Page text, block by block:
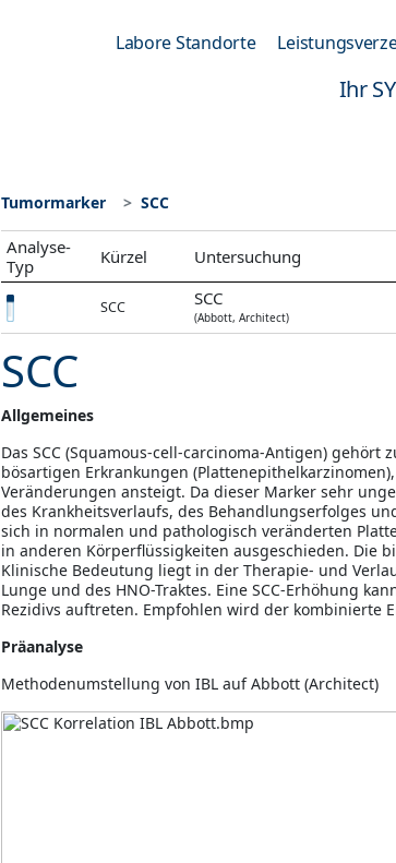
Labore Standorte
Ihr
Tumormarker SCC
Analyse-
Typ
Kürzel Untersuchung
SCC SCC
(Abbott, Architect)
SCC
Allgemeines
Das SCC (Squamous-cell-carcinoma-Antigen)
bösartigen Erkrankungen
Veränderungen ansteigt. Da dieser Marker sehr
des Krankheitsverlaufs, des Behandlungserfolges
sich in normalen und pathologisch veränderten
in anderen Körperflüssigkeiten ausgeschieden. Die
Klinische Bedeutung liegt in der Therapie- und
Lunge und des HNO-Traktes. Eine SCC-Erhöhung
Rezidivs auftreten. Empfohlen wird der kombi­nierte
Präanalyse
Methodenumstellung von IBL auf Abbott (Architect)